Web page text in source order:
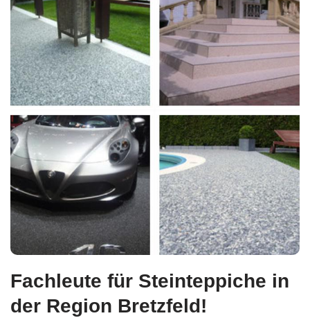
Fachleute für Steinteppiche in
der Region Bretzfeld!